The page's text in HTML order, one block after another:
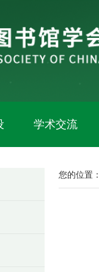
学术交流
您的位置：